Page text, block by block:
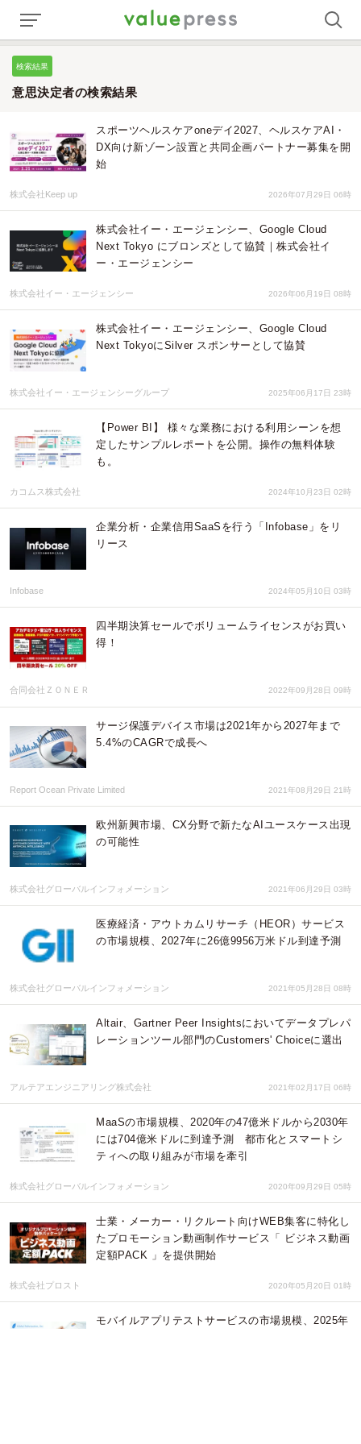
検索結果
意思決定者の検索結果
スポーツヘルスケアoneデイ2027、ヘルスケアAI・
DX向け新ゾーン設置と共同企画パートナー募集を開
始
株式会社Keep up 2026年07月29日 06時
株式会社イー・エージェンシー、Google Cloud
Next Tokyo にブロンズとして協賛｜株式会社イ
ー・エージェンシー
株式会社イー・エージェンシー 2026年06月19日 08時
株式会社イー・エージェンシー、Google Cloud
Next TokyoにSilver スポンサーとして協賛
株式会社イー・エージェンシーグループ 2025年06月17日 23時
【Power BI】 様々な業務における利用シーンを想
定したサンプルレポートを公開。操作の無料体験
も。
カコムス株式会社 2024年10月23日 02時
企業分析・企業信用SaaSを行う「Infobase」をリ
リース
Infobase 2024年05月10日 03時
四半期決算セールでボリュームライセンスがお買い
得！
合同会社ＺＯＮＥＲ 2022年09月28日 09時
サージ保護デバイス市場は2021年から2027年まで
5.4%のCAGRで成長へ
Report Ocean Private Limited 2021年08月29日 21時
欧州新興市場、CX分野で新たなAIユースケース出現
の可能性
株式会社グローバルインフォメーション 2021年06月29日 03時
医療経済・アウトカムリサーチ（HEOR）サービス
の市場規模、2027年に26億9956万米ドル到達予測
株式会社グローバルインフォメーション 2021年05月28日 08時
Altair、Gartner Peer Insightsにおいてデータプレパ
レーションツール部門のCustomers' Choiceに選出
アルテアエンジニアリング株式会社 2021年02月17日 06時
MaaSの市場規模、2020年の47億米ドルから2030年
には704億米ドルに到達予測 都市化とスマートシ
ティへの取り組みが市場を牽引
株式会社グローバルインフォメーション 2020年09月29日 05時
士業・メーカー・リクルート向けWEB集客に特化し
たプロモーション動画制作サービス「 ビジネス動画
定額PACK 」を提供開始
株式会社プロスト 2020年05月20日 01時
モバイルアプリテストサービスの市場規模、2025年